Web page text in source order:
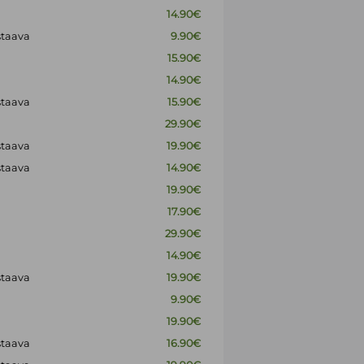
14.90€
9.90€
15.90€
14.90€
15.90€
29.90€
19.90€
14.90€
19.90€
17.90€
29.90€
14.90€
19.90€
9.90€
19.90€
16.90€